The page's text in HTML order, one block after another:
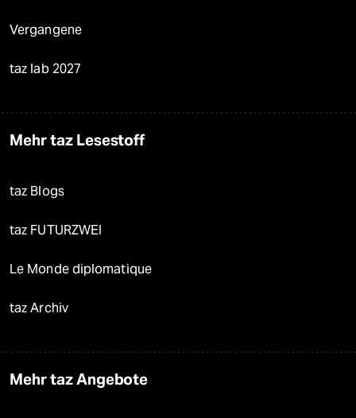
Vergangene
taz lab 2027
Mehr taz Lesestoff
taz Blogs
taz FUTURZWEI
Le Monde diplomatique
taz Archiv
Mehr taz Angebote